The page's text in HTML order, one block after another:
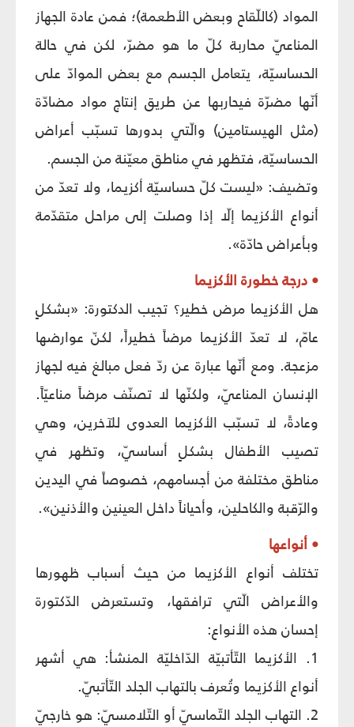
المواد (كاللّقاح وبعض الأطعمة)؛ فمن عادة الجهاز
المناعيّ محاربة كلّ ما هو مضرّ، لكن في حالة
الحساسيّة، يتعامل الجسم مع بعض الموادّ على
أنّها مضرّة فيحاربها عن طريق إنتاج مواد مضادّة
(مثل الهيستامين) والّتي بدورها تسبّب أعراض
الحساسيّة، فتظهر في مناطق معيّنة من الجسم.
وتضيف: «ليست كلّ حساسيّة أكزيما، ولا تعدّ من
أنواع الأكزيما إلّا إذا وصلت إلى مراحل متقدّمة
وبأعراض حادّة».
• درجة خطورة الأكزيما
هل الأكزيما مرض خطير؟ تجيب الدكتورة: «بشكلٍ
عامّ، لا تعدّ الأكزيما مرضاً خطيراً، لكنّ عوارضها
مزعجة. ومع أنّها عبارة عن ردّ فعل مبالغ فيه لجهاز
الإنسان المناعيّ، ولكنّها لا تصنّف مرضاً مناعيّاً.
وعادةً، لا تسبّب الأكزيما العدوى للآخرين، وهي
تصيب الأطفال بشكلٍ أساسيّ، وتظهر في
مناطق مختلفة من أجسامهم، خصوصاً في اليدين
والرّقبة والكاحلين، وأحياناً داخل العينين والأذنين».
• أنواعها
تختلف أنواع الأكزيما من حيث أسباب ظهورها
والأعراض الّتي ترافقها، وتستعرض الدّكتورة
إحسان هذه الأنواع:
1. الأكزيما التّأتبيّة الدّاخليّة المنشأ: هي أشهر
أنواع الأكزيما وتُعرف بالتهاب الجلد التّأتبيّ.
2. التهاب الجلد التّماسيّ أو التّلامسيّ: هو خارجيّ